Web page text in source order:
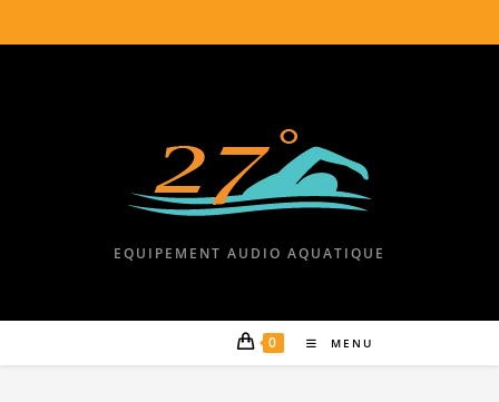
EQUIPEMENT AUDIO AQUATIQUE
0 MENU